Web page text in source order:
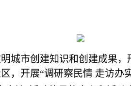
城市创建知识和创建成果
开展“调研察民情 走访办